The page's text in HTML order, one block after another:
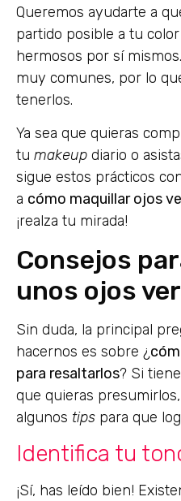
Queremos ayudarte a
partido posible a tu
hermosos por sí
muy comunes, por lo
tenerlos.
Ya sea que quieras
tu makeup diario o
sigue estos prácticos
a cómo maquillar ojos
¡realza tu mirada!
Consejos
unos ojos
Sin duda, la principal
hacernos es sobre ¿
para resaltarlos? Si
que quieras
algunos tips para que
Identifica tu
¡Sí, has leído bien!